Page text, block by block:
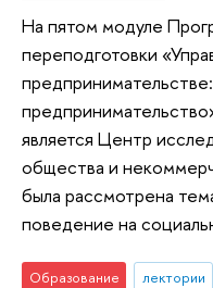
На пятом модуле
переподготовки
является Центр
общества и
была рассмотрена
поведение на
Образование лектории